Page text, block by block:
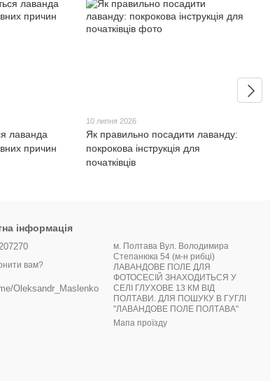
лаванда
причин
10 липня 2026
Як правильно посадити лаванду:
покрокова інструкція для
початківців
інформація
вам?
Oleksandr_Maslenko
м. Полтава Вул. Володимира
Степанюка 54 (м-н рибці)
ЛАВАНДОВЕ ПОЛЕ ДЛЯ
ФОТОСЕСІЙ ЗНАХОДИТЬСЯ У
СЕЛІ ГЛУХОВЕ 13 КМ ВІД
ПОЛТАВИ. ДЛЯ ПОШУКУ В ГУГЛІ
"ЛАВАНДОВЕ ПОЛЕ ПОЛТАВА"
Мапа проїзду